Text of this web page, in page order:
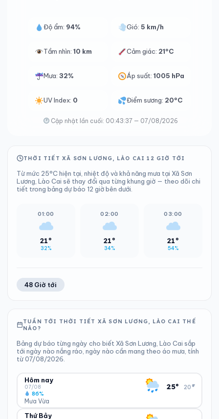
Độ ẩm: 94% Gió:5 km/h
Tầm nhìn: 10 km Cảm giác: 21°C
Mưa: 32% Áp suất:1005 hPa
UV Index: 0 Điểm sương: 20°C
Cập nhật lần cuối: 00:43:37 — 07/08/2026
THỜI TIẾT XÃ SƠN LƯƠNG, LÀO CAI 12 GIỜ TỚI
Từ mức 25°C hiện tại, nhiệt độ và khả năng mưa tại Xã Sơn
Lương, Lào Cai sẽ thay đổi qua từng khung giờ — theo dõi chi
tiết trong bảng dự báo 12 giờ bên dưới.
01:00
21°
32%
02:00
21°
34%
03:00
21°
54%
48 Giờ tới
TUẦN TỚI THỜI TIẾT XÃ SƠN LƯƠNG, LÀO CAI THẾ
NÀO?
Bảng dự báo từng ngày cho biết Xã Sơn Lương, Lào Cai sắp
tới ngày nào nắng ráo, ngày nào cần mang theo áo mưa, tính
từ 07/08/2026.
Hôm nay
07/08
Mưa Vừa
86%
25° 20°
▾
ĐỘ ẨM
Thứ Bảy